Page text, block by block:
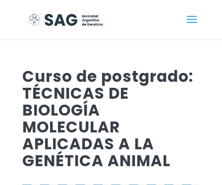
Curso de postgrado:
TÉCNICAS DE
BIOLOGÍA
MOLECULAR
APLICADAS A LA
GENÉTICA ANIMAL